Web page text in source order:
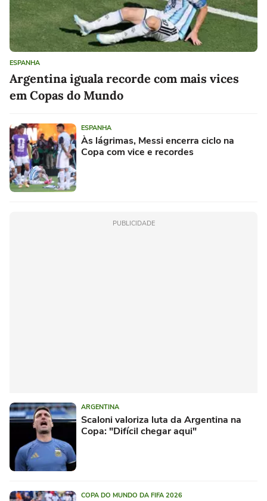
ESPANHA
Argentina iguala recorde com mais vices
em Copas do Mundo
ESPANHA
Às lágrimas, Messi encerra ciclo na
Copa com vice e recordes
PUBLICIDADE
ARGENTINA
Scaloni valoriza luta da Argentina na
Copa: "Difícil chegar aqui"
COPA DO MUNDO DA FIFA 2026